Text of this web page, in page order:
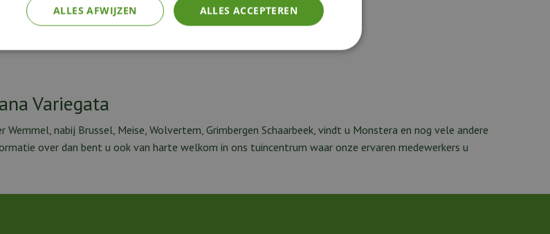
Variegata
nabij Brussel, Meise, Wolvertem, Grimbergen Schaarbeek, vindt u Monstera en nog vele andere
over dan bent u ook van harte welkom in ons tuincentrum waar onze ervaren medewerkers u
ALLES ACCEPTEREN
ALLES AFWIJZEN